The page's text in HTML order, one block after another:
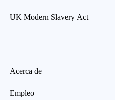
UK Modern Slavery Act
Acerca de
Empleo